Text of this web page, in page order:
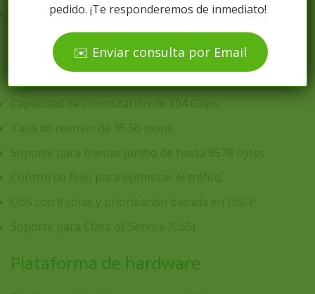
Adecuado para despliegues donde se prioriza
conectividad y rendimiento.
Capacidades de switching
Capacidad de conmutación de 104 Gbps.
Plataforma de hardware
pedido. ¡Te responderemos de inmediato!
✉️ Enviar consulta por Email